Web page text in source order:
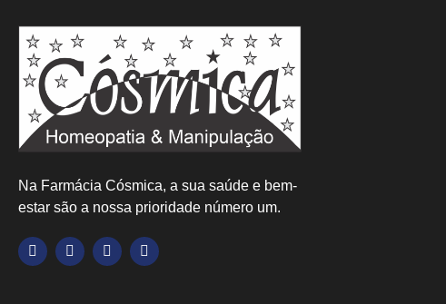
Na Farmácia Cósmica, a sua saúde e bem-
estar são a nossa prioridade número um.